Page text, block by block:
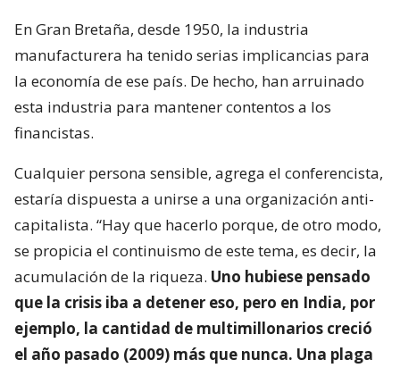
En Gran Bretaña, desde 1950, la industria
manufacturera ha tenido serias implicancias para
la economía de ese país. De hecho, han arruinado
esta industria para mantener contentos a los
financistas.
Cualquier persona sensible, agrega el conferencista,
estaría dispuesta a unirse a una organización anti-
capitalista. “Hay que hacerlo porque, de otro modo,
se propicia el continuismo de este tema, es decir, la
acumulación de la riqueza. Uno hubiese pensado
que la crisis iba a detener eso, pero en India, por
ejemplo, la cantidad de multimillonarios creció
el año pasado (2009) más que nunca. Una plaga